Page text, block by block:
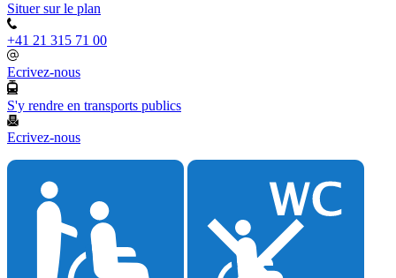
Situer sur le plan
+41 21 315 71 00
Ecrivez-nous
S'y rendre en transports publics
Ecrivez-nous